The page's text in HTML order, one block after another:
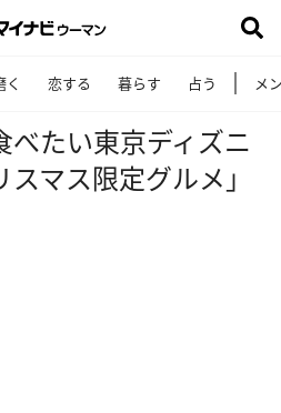
く 恋する 暮らす 占う メ
べたい東京ディズニ
マス限定グルメ」